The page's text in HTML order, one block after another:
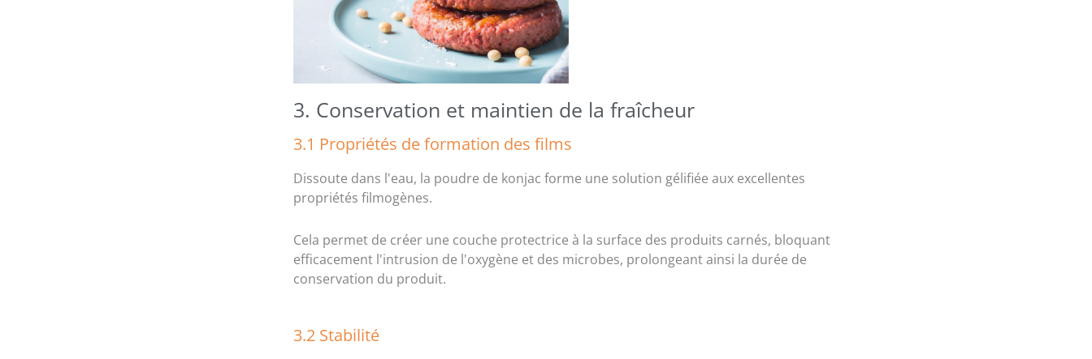
3. Conservation et maintien de la fraîcheur
3.1 Propriétés de formation des films
Dissoute dans l'eau, la poudre de konjac forme une solution gélifiée aux excellentes
propriétés filmogènes.
Cela permet de créer une couche protectrice à la surface des produits carnés, bloquant
efficacement l'intrusion de l'oxygène et des microbes, prolongeant ainsi la durée de
conservation du produit.
3.2 Stabilité